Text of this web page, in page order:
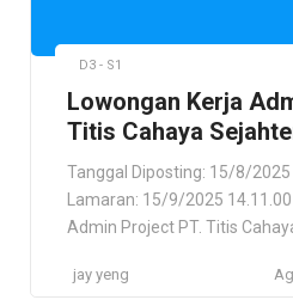
D3 - S1
Lowongan Kerja
Titis Cahaya
Barat
Tanggal Diposting: 15/8/
Lamaran: 15/9/2025
Admin Project PT. Titis
Barat, ID Lokasi Pekerjaan
jay yeng